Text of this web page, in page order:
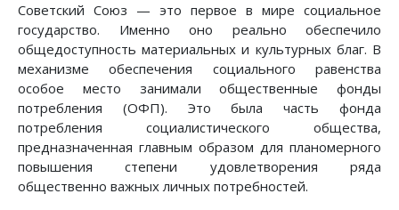
Советский Союз — это первое в мире социальное
государство. Именно оно реально обеспечило
общедоступность материальных и культурных благ. В
механизме обеспечения социального равенства
особое место занимали общественные фонды
потребления (ОФП). Это была часть фонда
потребления социалистического общества,
предназначенная главным образом для планомерного
повышения степени удовлетворения ряда
общественно важных личных потребностей.